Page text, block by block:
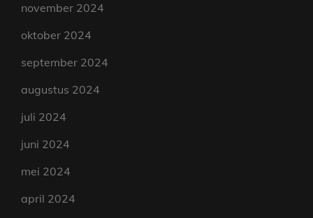
november 2024
oktober 2024
september 2024
augustus 2024
juli 2024
juni 2024
mei 2024
april 2024